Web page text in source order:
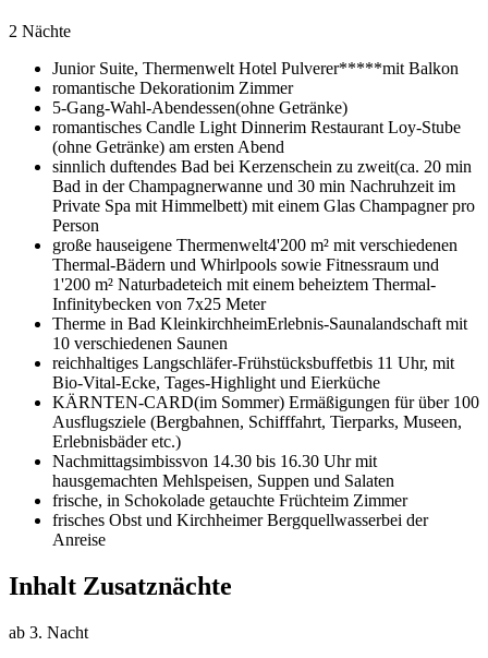
2 Nächte
Junior Suite, Thermenwelt Hotel Pulverer*****mit Balkon
romantische Dekorationim Zimmer
5-Gang-Wahl-Abendessen(ohne Getränke)
romantisches Candle Light Dinnerim Restaurant Loy-Stube
(ohne Getränke) am ersten Abend
sinnlich duftendes Bad bei Kerzenschein zu zweit(ca. 20 min
Bad in der Champagnerwanne und 30 min Nachruhzeit im
Private Spa mit Himmelbett) mit einem Glas Champagner pro
Person
große hauseigene Thermenwelt4'200 m² mit verschiedenen
Thermal-Bädern und Whirlpools sowie Fitnessraum und
1'200 m² Naturbadeteich mit einem beheiztem Thermal-
Infinitybecken von 7x25 Meter
Therme in Bad KleinkirchheimErlebnis-Saunalandschaft mit
10 verschiedenen Saunen
reichhaltiges Langschläfer-Frühstücksbuffetbis 11 Uhr, mit
Bio-Vital-Ecke, Tages-Highlight und Eierküche
KÄRNTEN-CARD(im Sommer) Ermäßigungen für über 100
Ausflugsziele (Bergbahnen, Schifffahrt, Tierparks, Museen,
Erlebnisbäder etc.)
Nachmittagsimbissvon 14.30 bis 16.30 Uhr mit
hausgemachten Mehlspeisen, Suppen und Salaten
frische, in Schokolade getauchte Früchteim Zimmer
frisches Obst und Kirchheimer Bergquellwasserbei der
Anreise
Inhalt Zusatznächte
ab 3. Nacht